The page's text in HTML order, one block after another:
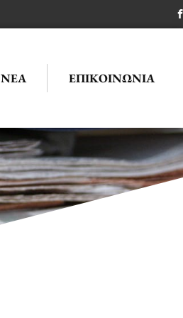
ΝΈΑ ΕΠΙΚΟΙΝΩΝΊΑ